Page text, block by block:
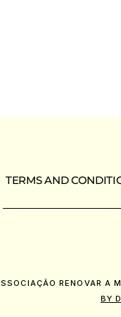
TERMS AND
RENOVAR A
BY